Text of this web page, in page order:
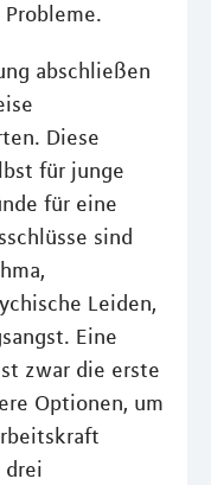
abschließen
Diese
für junge
für eine
sind
Leiden,
Eine
zwar die erste
Optionen, um
drei